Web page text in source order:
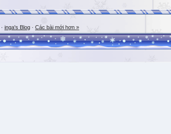
· inga's Blog · Các bài mới hơn »